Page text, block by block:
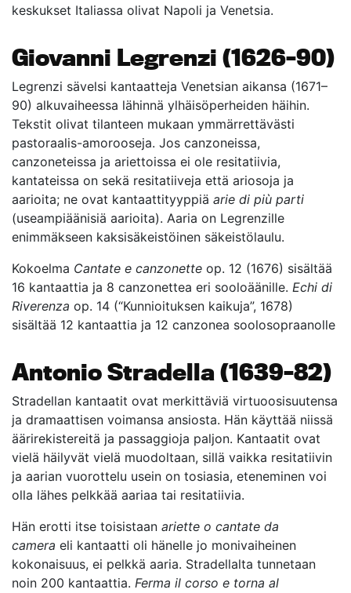
keskukset Italiassa olivat Napoli ja Venetsia.
Giovanni Legrenzi (1626–90)
Legrenzi sävelsi kantaatteja Venetsian aikansa (1671–
90) alkuvaiheessa lähinnä ylhäisöperheiden häihin.
Tekstit olivat tilanteen mukaan ymmärrettävästi
pastoraalis-amorooseja. Jos canzoneissa,
canzoneteissa ja ariettoissa ei ole resitatiivia,
kantateissa on sekä resitatiiveja että ariosoja ja
aarioita; ne ovat kantaattityyppiä arie di più parti
(useampiäänisiä aarioita). Aaria on Legrenzille
enimmäkseen kaksisäkeistöinen säkeistölaulu.
Kokoelma Cantate e canzonette op. 12 (1676) sisältää
16 kantaattia ja 8 canzonettea eri sooloäänille. Echi di
Riverenza op. 14 (“Kunnioituksen kaikuja”, 1678)
sisältää 12 kantaattia ja 12 canzonea soolosopraanolle
Antonio Stradella (1639–82)
Stradellan kantaatit ovat merkittäviä virtuoosisuutensa
ja dramaattisen voimansa ansiosta. Hän käyttää niissä
äärirekistereitä ja passaggioja paljon. Kantaatit ovat
vielä häilyvät vielä muodoltaan, sillä vaikka resitatiivin
ja aarian vuorottelu usein on tosiasia, eteneminen voi
olla lähes pelkkää aariaa tai resitatiivia.
Hän erotti itse toisistaan ariette o cantate da
camera eli kantaatti oli hänelle jo monivaiheinen
kokonaisuus, ei pelkkä aaria. Stradellalta tunnetaan
noin 200 kantaattia. Ferma il corso e torna al